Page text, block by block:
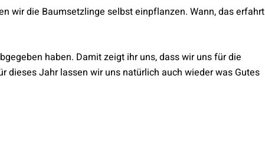
wir die Baumsetzlinge selbst einpflanzen. Wann, das erfahrt
haben. Damit zeigt ihr uns, dass wir uns für die
dieses Jahr lassen wir uns natürlich auch wieder was Gutes